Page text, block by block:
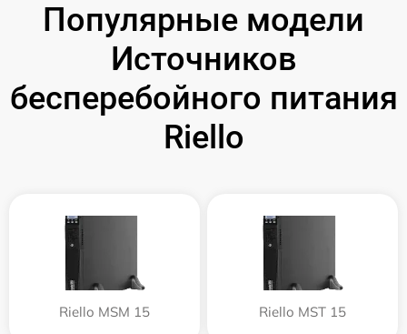
Популярные модели
Источников
бесперебойного питания
Riello
Riello MSM 15 Riello MST 15